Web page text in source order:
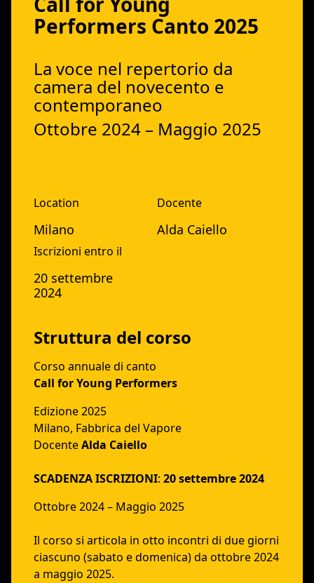
Performers Canto 2025
La voce nel repertorio da
camera del novecento e
contemporaneo
Ottobre 2024 – Maggio 2025
Location
Milano
Docente
Alda Caiello
Iscrizioni entro il
20 settembre
2024
Struttura del corso
Corso annuale di canto
Call for Young Performers
Edizione 2025
Milano, Fabbrica del Vapore
DocenteAlda Caiello
SCADENZA ISCRIZIONI: 20 settembre 2024
Ottobre 2024 – Maggio 2025
Il corso si articola in otto incontri di due giorni
ciascuno (sabato e domenica) da ottobre 2024
a maggio 2025.